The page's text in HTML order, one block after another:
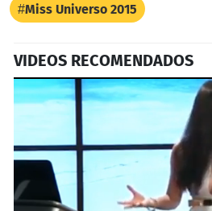
Miss Universo 2015
VIDEOS RECOMENDADOS